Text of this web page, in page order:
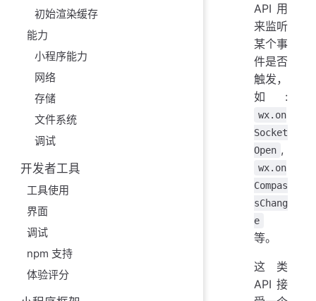
初始渲染缓存
能力
小程序能力
网络
存储
文件系统
调试
开发者工具
工具使用
界面
调试
npm 支持
体验评分
API 用
来监听
某个事
件是否
触发，
如:
wx.on
Socket
Open ,
wx.on
Compas
sChang
e
等。
这类
API 接